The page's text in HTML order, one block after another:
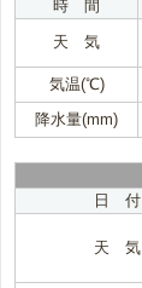
時 間
天 気
気温(℃)
降水量(mm)
日 付
天 気